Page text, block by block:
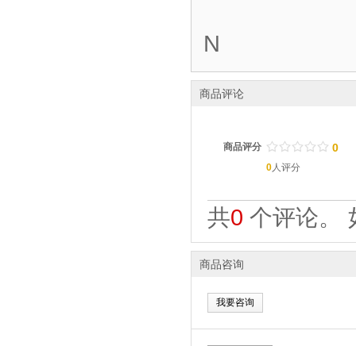
N
商品评论
商品评分 / / / / /
. . . . . 0
0人评分
共0 个评论。
商品咨询
我要咨询